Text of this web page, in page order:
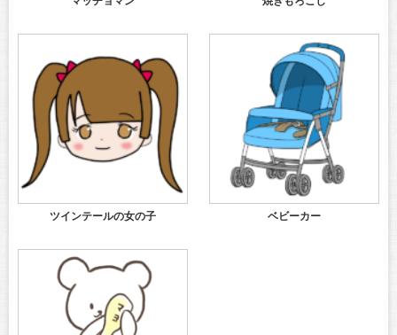
ツインテールの女の子 ベビーカー